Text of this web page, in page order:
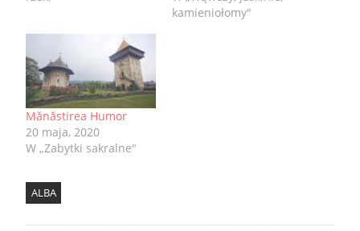
kamieniołomy"
Mănăstirea Humor
20 maja, 2020
W „Zabytki sakralne"
ALBA